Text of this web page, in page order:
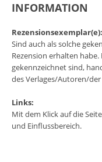
INFORMATION
Rezensionsexemplar(e):
Sind auch als solche
Rezension erhalten
gekennzeichnet sind,
des Verlages/Autoren/
Links:
Mit dem Klick auf die
und Einflussbereich.